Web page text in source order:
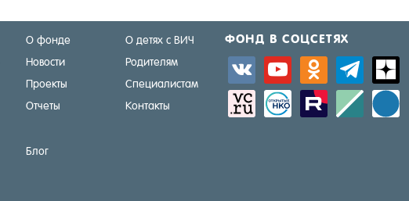
О фонде
Новости
Проекты
Отчеты
Блог
О детях с ВИЧ
Родителям
Специалистам
Контакты
ФОНД В СОЦ­СЕ­ТЯХ
vkontakteyoutube odnoklassnikitelegramzen-
yandex
sitemap activity zerply standardwindows